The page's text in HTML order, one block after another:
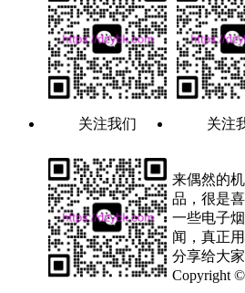
关注我们 关注
来偶然的
品，很是
一些电子
闻，真正
分享给大家
Copyright